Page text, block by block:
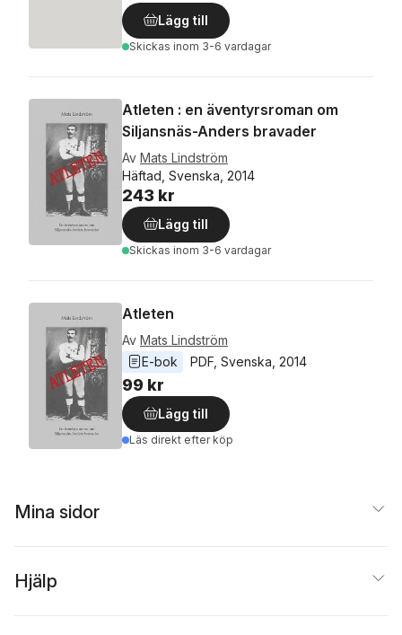
Lägg till
Skickas inom 3-6 vardagar
Atleten : en äventyrsroman om
Siljansnäs-Anders bravader
Av Mats Lindström
Häftad, Svenska, 2014
243 kr
Lägg till
Skickas inom 3-6 vardagar
Atleten
Av Mats Lindström
E-bok
PDF Svenska 2014
99 kr
Lägg till
Läs direkt efter köp
Mina sidor
Hjälp